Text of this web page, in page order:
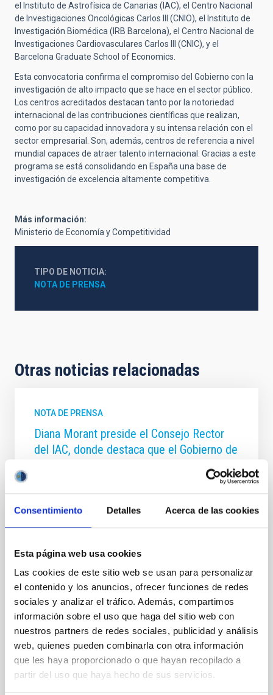
Consentimiento Detalles Acerca de las cookies
Esta página web usa cookies
Las cookies de este sitio web se usan para personalizar
el contenido y los anuncios, ofrecer funciones de redes
sociales y analizar el tráfico. Además, compartimos
información sobre el uso que haga del sitio web con
nuestros partners de redes sociales, publicidad y análisis
web, quienes pueden combinarla con otra información
que les haya proporcionado o que hayan recopilado a
partir del uso que haya hecho de sus servicios.
el Instituto de Astrofísica de Canarias (IAC), el Centro Nacional
de Investigaciones Oncológicas Carlos III (CNIO), el Instituto de
Investigación Biomédica (IRB Barcelona), el Centro Nacional de
Investigaciones Cardiovasculares Carlos III (CNIC), y el
Barcelona Graduate School of Economics.
Esta convocatoria confirma el compromiso del Gobierno con la
investigación de alto impacto que se hace en el sector público.
Los centros acreditados destacan tanto por la notoriedad
internacional de las contribuciones científicas que realizan,
como por su capacidad innovadora y su intensa relación con el
sector empresarial. Son, además, centros de referencia a nivel
mundial capaces de atraer talento internacional. Gracias a este
programa se está consolidando en España una base de
investigación de excelencia altamente competitiva.
Más información:
Ministerio de Economía y Competitividad
TIPO DE NOTICIA
NOTA DE PRENSA
Otras noticias relacionadas
NOTA DE PRENSA
Diana Morant preside el Consejo Rector
del IAC, donde destaca que el Gobierno de
España aportará 3,5 M€ extraordinarios en
este año la acreditación como Centro de Excelencia
Severo Ochoa para el periodo 2026-2029, el mayor
de investigación en España. Morant ha destacado
conocimiento científico fundamental en la lucha
contra los incendios como los que estos días
devastan distintos puntos de España. La ministra de
Ciencia, Innovación y Universidades, Diana Morant, ha
presidido hoy el Consejo Rector del Instituto de
Astrofísica de Canarias (IAC), donde ha
Fecha de publicación 29/07/2026 - 14:31:33